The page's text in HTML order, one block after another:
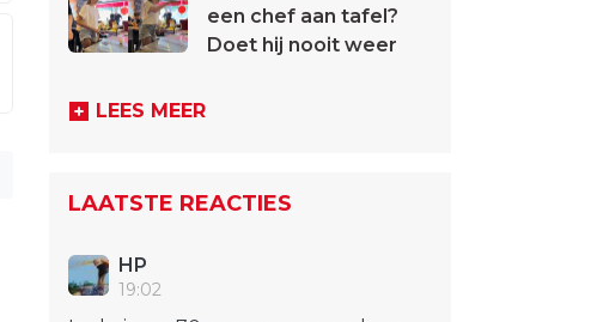
een chef aan tafel?
Doet hij nooit weer
LEES MEER
LAATSTE REACTIES
HP
19:02